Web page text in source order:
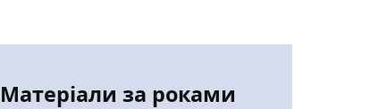
Матеріали за роками